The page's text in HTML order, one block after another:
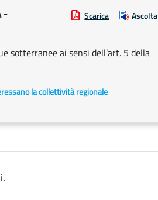
-
Scarica Ascolta
sotterranee ai sensi dell’art. 5 della
la collettività regionale